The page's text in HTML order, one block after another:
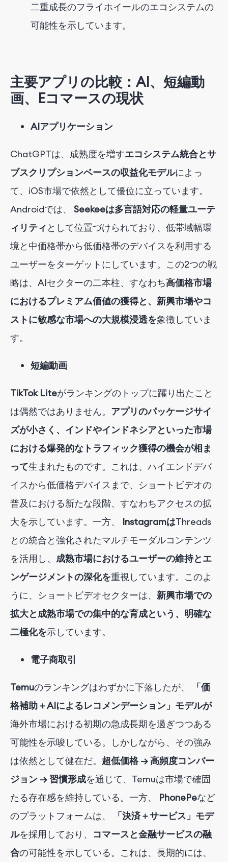
二重成長のフライホイールのエコシステムの
可能性を示しています。
主要アプリの比較：AI、短編動
画、Eコマースの現状
AIアプリケーション
ChatGPTは、成熟度を増すエコシステム統合とサ
ブスクリプションベースの収益化モデルによっ
て、iOS市場で依然として優位に立っています。
Androidでは、
Seekeeは多言語対応の軽量ユーテ
ィリティ として位置づけられており 、低帯域幅環
境と中価格帯から低価格帯のデバイスを利用する
ユーザーをターゲットにしています。この2つの戦
略は、AIセクターの二本柱、すなわち高価格市場
におけるプレミアム価値の獲得と、新興市場やコ
ストに敏感な市場への大規模浸透を象徴していま
す。
短編動画
TikTok Liteがランキングのトップに躍り出たこと
は偶然ではありません。 アプリのパッケージサイ
ズが小さく、インドやインドネシアといった市場
における爆発的なトラフィック獲得の機会が相ま
って生まれたものです。これは、ハイエンドデバ
イスから低価格デバイスまで、ショートビデオの
普及における新たな段階、すなわちアクセスの拡
大を示しています。一方、
InstagramはThreads
との統合と強化されたマルチモーダルコンテンツ
を活用し、 成熟市場におけるユーザーの維持とエ
ンゲージメントの深化を重視しています。このよ
うに、ショートビデオセクターは、 新興市場での
拡大と成熟市場での集中的な育成という、明確な
二極化を示しています。
電子商取引
Temuのランキングはわずかに下落したが、
「価
格補助＋AIによるレコメンデーション」モデルが
海外市場における初期の急成長期を過ぎつつある
可能性を示唆している。しかしながら、その強み
は依然として健在だ。 超低価格 → 高頻度コンバー
ジョン → 習慣形成を通じて、Temuは市場で確固
たる存在感を維持している。一方、
PhonePeなど
のプラットフォームは、
「決済＋サービス」モデ
ルを採用しており 、 コマースと金融サービスの融
合の可能性を示している。これは、長期的には、